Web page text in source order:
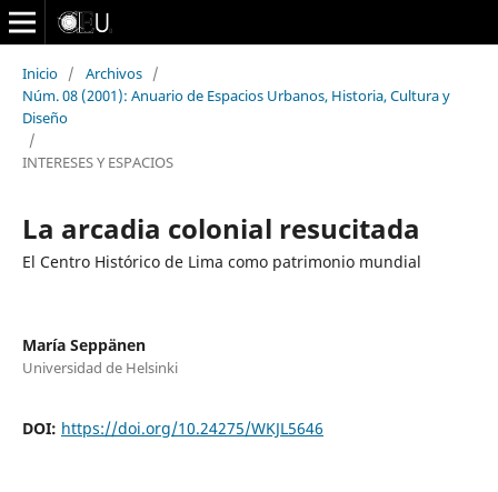
Inicio / Archivos /
Núm. 08 (2001): Anuario de Espacios Urbanos, Historia, Cultura y
Diseño
/
INTERESES Y ESPACIOS
La arcadia colonial resucitada
El Centro Histórico de Lima como patrimonio mundial
María Seppänen
Universidad de Helsinki
DOI: https://doi.org/10.24275/WKJL5646